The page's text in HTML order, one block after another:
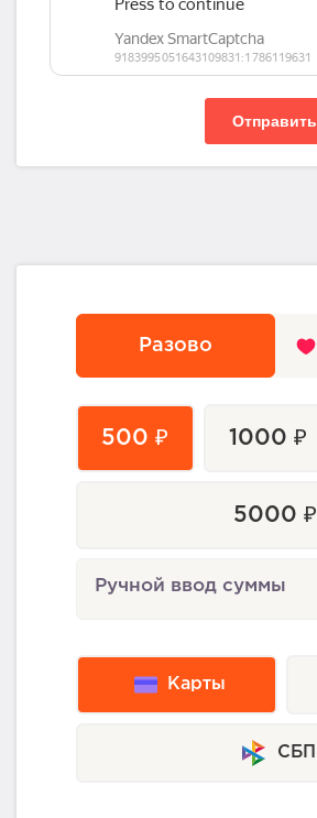
Отправить
Разово
500 ₽ 1000 ₽
5000 ₽
Ручной ввод суммы
Карты
СБП